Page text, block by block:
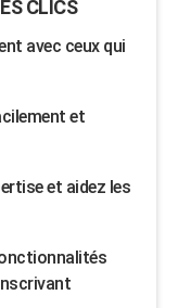
CLICS
avec ceux qui
et
et aidez les